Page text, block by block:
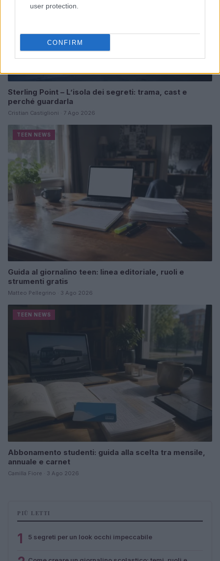
user protection.
CONFIRM
Sterling Point – L’isola dei segreti: trama, cast e
perché guardarla
Cristian Castiglioni · 7 Ago 2026
TEEN NEWS
Guida al giornalino teen: linea editoriale, ruoli e
strumenti gratis
Matteo Pellegrino · 3 Ago 2026
TEEN NEWS
Abbonamento studenti: guida alla scelta tra mensile,
annuale e carnet
Camilla Fiore · 3 Ago 2026
PIÙ LETTI
1 5 segreti per un look occhi impeccabile